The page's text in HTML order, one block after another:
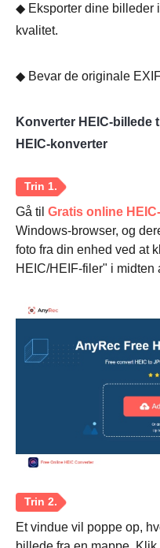
◆ Eksporter dine billeder
kvalitet.
◆ Bevar de originale
Konverter HEIC-billede
HEIC-konverter
Gå til Gratis online
Windows-browser, og
foto fra din enhed ved at
HEIC/HEIF-filer" i midten
Et vindue vil poppe op,